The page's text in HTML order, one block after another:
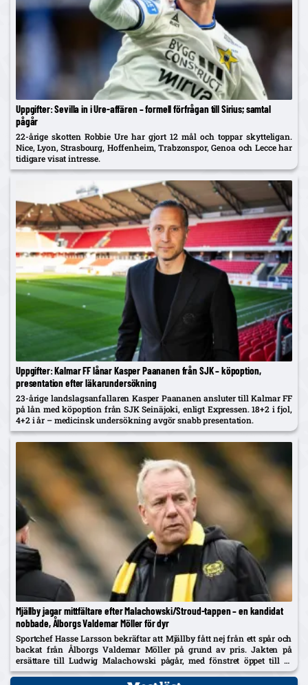
Uppgifter: Sevilla in i Ure-affären – formell förfrågan till Sirius; samtal
pågår
22-årige skotten Robbie Ure har gjort 12 mål och toppar skytteligan.
Nice, Lyon, Strasbourg, Hoffenheim, Trabzonspor, Genoa och Lecce har
tidigare visat intresse.
Uppgifter: Kalmar FF lånar Kasper Paananen från SJK – köpoption,
presentation efter läkarundersökning
23-årige landslagsanfallaren Kasper Paananen ansluter till Kalmar FF
på lån med köpoption från SJK Seinäjoki, enligt Expressen. 18+2 i fjol,
4+2 i år – medicinsk undersökning avgör snabb presentation.
Mjällby jagar mittfältare efter Malachowski/Stroud-tappen – en kandidat
nobbade, Ålborgs Valdemar Möller för dyr
Sportchef Hasse Larsson bekräftar att Mjällby fått nej från ett spår och
backat från Ålborgs Valdemar Möller på grund av pris. Jakten på
ersättare till Ludwig Malachowski pågår, med fönstret öppet till 31
augusti.